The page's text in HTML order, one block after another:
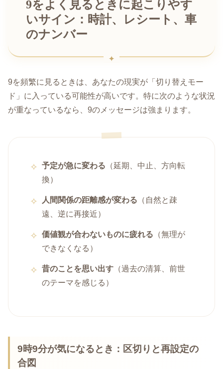
9をよく見るときに起こりやす
いサイン：時計、レシート、車
のナンバー
9を頻繁に見るときは、あなたの現実が「切り替えモー
ド」に入っている可能性が高いです。特に次のような状況
が重なっているなら、9のメッセージは強まります。
予定が急に変わる （延期、中止、方向転
換）
人間関係の距離感が変わる （自然と疎
遠、逆に再接近）
価値観が合わないものに疲れる （無理が
できなくなる）
昔のことを思い出す （過去の清算、前世
のテーマを感じる）
9時9分が気になるとき：区切りと再設定の
合図